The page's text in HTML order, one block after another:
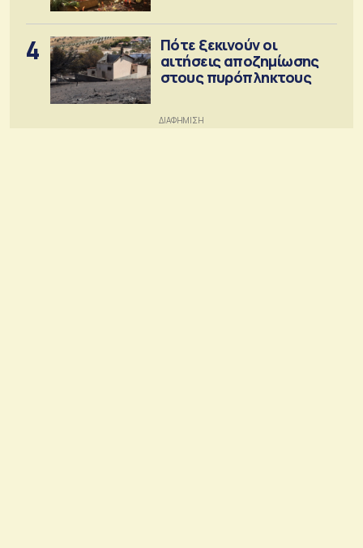
4
Πότε ξεκινούν οι
αιτήσεις αποζημίωσης
στους πυρόπληκτους